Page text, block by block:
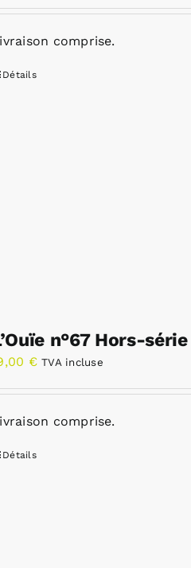
comprise.
Détails
n°67 Hors-
€ TVA incluse
comprise.
Détails